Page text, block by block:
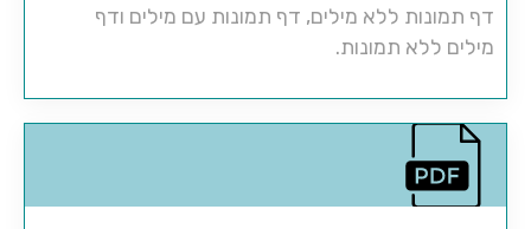
דף תמונות ללא מילים, דף תמונות עם מילים ודף
מילים ללא תמונות.